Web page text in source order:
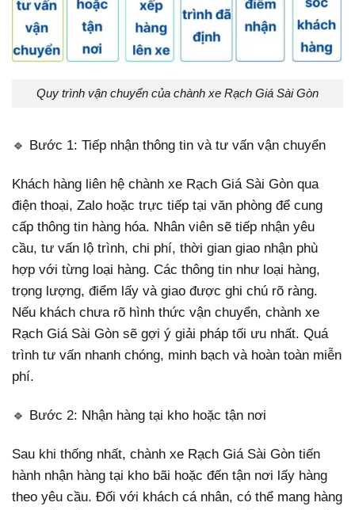
Quy trình vận chuyển của chành xe Rạch Giá Sài Gòn
🔹 Bước 1: Tiếp nhận thông tin và tư vấn vận chuyển
Khách hàng liên hệ chành xe Rạch Giá Sài Gòn qua
điện thoại, Zalo hoặc trực tiếp tại văn phòng để cung
cấp thông tin hàng hóa. Nhân viên sẽ tiếp nhận yêu
cầu, tư vấn lộ trình, chi phí, thời gian giao nhận phù
hợp với từng loại hàng. Các thông tin như loại hàng,
trọng lượng, điểm lấy và giao được ghi chú rõ ràng.
Nếu khách chưa rõ hình thức vận chuyển, chành xe
Rạch Giá Sài Gòn sẽ gợi ý giải pháp tối ưu nhất. Quá
trình tư vấn nhanh chóng, minh bạch và hoàn toàn miễn
phí.
🔹 Bước 2: Nhận hàng tại kho hoặc tận nơi
Sau khi thống nhất, chành xe Rạch Giá Sài Gòn tiến
hành nhận hàng tại kho bãi hoặc đến tận nơi lấy hàng
theo yêu cầu. Đối với khách cá nhân, có thể mang hàng